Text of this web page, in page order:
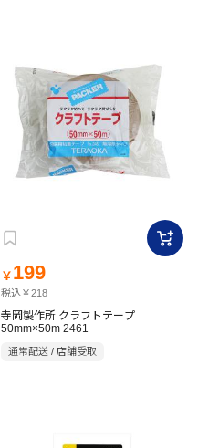
￥ 199
税込￥218
寺岡製作所 クラフトテープ
50mm×50m 2461
通常配送 / 店舗受取